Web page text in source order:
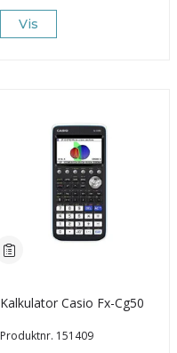
Vis
Kalkulator Casio Fx-Cg50
Produktnr. 151409